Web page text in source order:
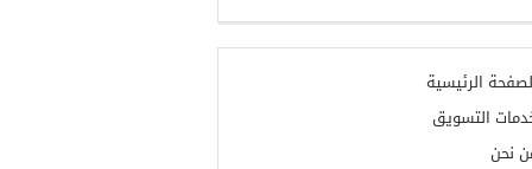
الرئيسية
التسويق
نحن